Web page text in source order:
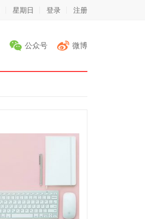
星期日 登录 注册
公众号 微博